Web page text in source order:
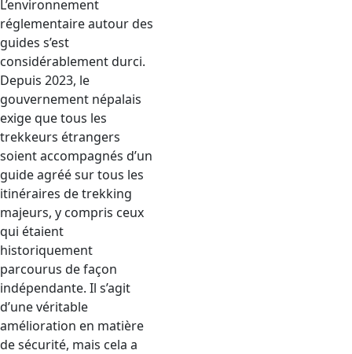
L’environnement
réglementaire autour des
guides s’est
considérablement durci.
Depuis 2023, le
gouvernement népalais
exige que tous les
trekkeurs étrangers
soient accompagnés d’un
guide agréé sur tous les
itinéraires de trekking
majeurs, y compris ceux
qui étaient
historiquement
parcourus de façon
indépendante. Il s’agit
d’une véritable
amélioration en matière
de sécurité, mais cela a